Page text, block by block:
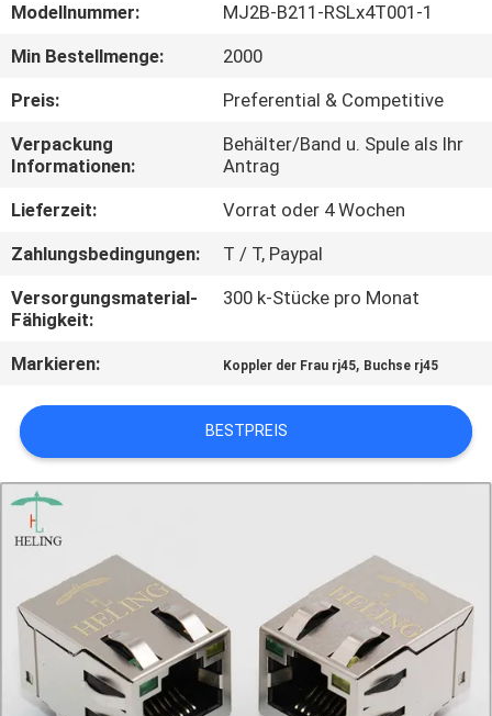
TRETEN
SIE
MIT
UNS
IN
VERBINDUNG
FORDERN
SIE
EIN
ZITAT
SITEMAP
PRIVACY
POLICY
Modellnummer:
MJ2B-B211-RSLx4T001-1
Min Bestellmenge:
2000
Preis:
Preferential & Competitive
Verpackung
Informationen:
Behälter/Band u. Spule als Ihr
Antrag
Lieferzeit:
Vorrat oder 4 Wochen
Zahlungsbedingungen:
T / T, Paypal
Versorgungsmaterial-
Fähigkeit:
300 k-Stücke pro Monat
Markieren: Koppler der Frau rj45, Buchse rj45
BESTPREIS